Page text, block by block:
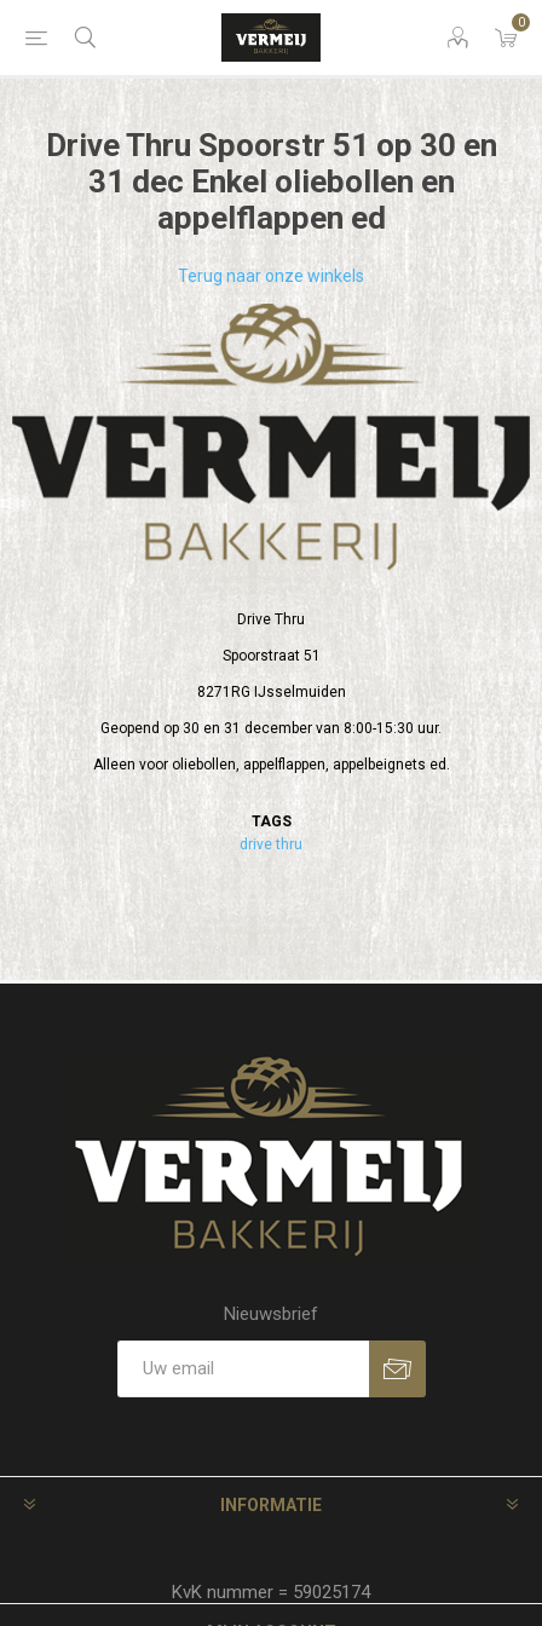
0
Drive Thru Spoorstr 51 op 30 en
31 dec Enkel oliebollen en
appelflappen ed
Terug naar onze winkels
Drive Thru
Spoorstraat 51
8271RG IJsselmuiden
Geopend op 30 en 31 december van 8:00-15:30 uur.
Alleen voor oliebollen, appelflappen, appelbeignets ed.
TAGS
drive thru
Nieuwsbrief
INFORMATIE
KvK nummer = 59025174